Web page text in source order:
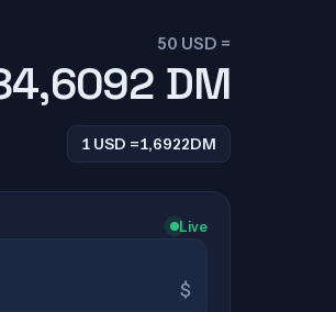
50 USD =
DM
1 USD =1,6922DM
Live
$